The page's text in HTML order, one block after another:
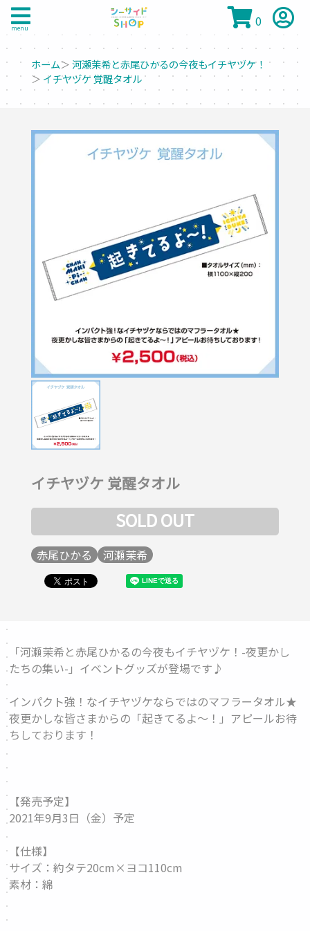
menu 0
ホーム＞河瀬茉希と赤尾ひかるの今夜もイチヤヅケ！
＞ イチヤヅケ 覚醒タオル
イチヤヅケ 覚醒タオル
SOLD OUT
赤尾ひかる 河瀬茉希
「河瀬茉希と赤尾ひかるの今夜もイチヤヅケ！-夜更かし
たちの集い-」イベントグッズが登場です♪
インパクト強！なイチヤヅケならではのマフラータオル★
夜更かしな皆さまからの「起きてるよ〜！」アピールお待
ちしております！
【発売予定】
2021年9月3日（金）予定
【仕様】
サイズ：約タテ20cm×ヨコ110cm
素材：綿